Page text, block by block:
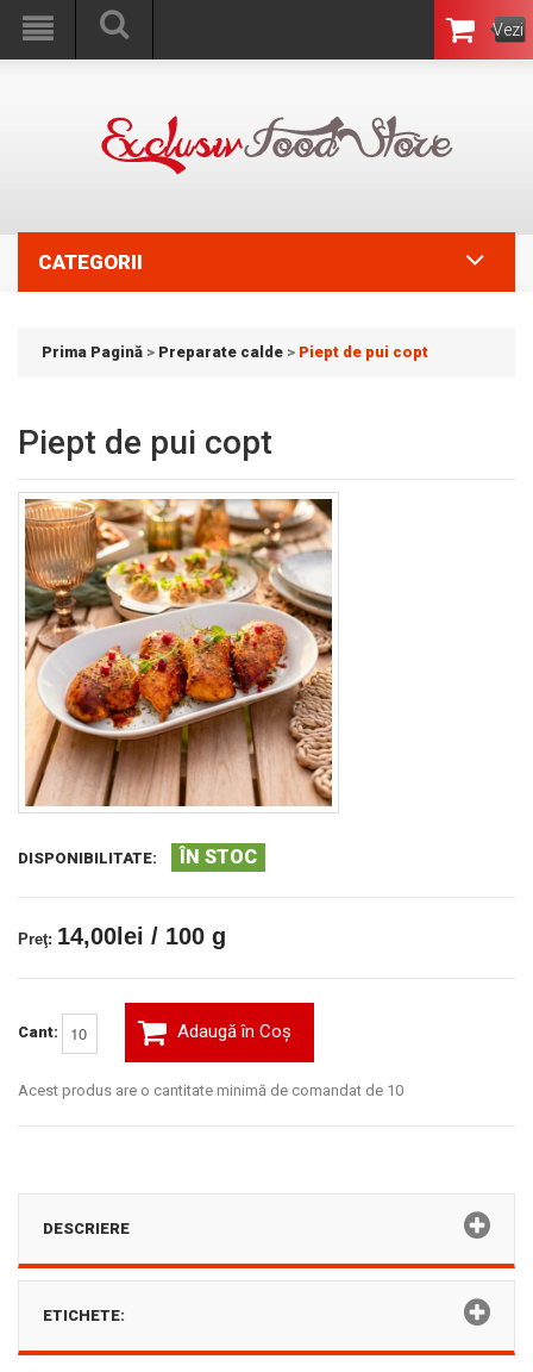
Vezi
Coşul
CATEGORII
Prima Pagină > Preparate calde > Piept de pui copt
Piept de pui copt
DISPONIBILITATE: ÎN STOC
Preţ: 14,00lei / 100 g
Cant: Adaugă în Coş
Acest produs are o cantitate minimă de comandat de 10
DESCRIERE
ETICHETE: